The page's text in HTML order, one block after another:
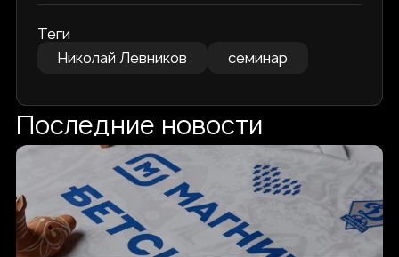
Теги
Николай Левников
семинар
Последние новости